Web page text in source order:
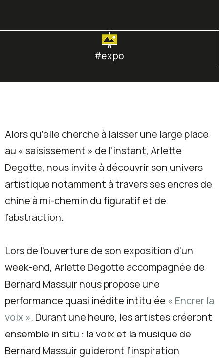
#expo
Alors qu’elle cherche à laisser une large place
au « saisissement » de l’instant, Arlette
Degotte, nous invite à découvrir son univers
artistique notamment à travers ses encres de
chine à mi-chemin du figuratif et de
l’abstraction.
Lors de l’ouverture de son exposition d’un
week-end, Arlette Degotte accompagnée de
Bernard Massuir nous propose une
performance quasi inédite intitulée « Encrer la
voix ». Durant une heure, les artistes créeront
ensemble in situ : la voix et la musique de
Bernard Massuir guideront l’inspiration